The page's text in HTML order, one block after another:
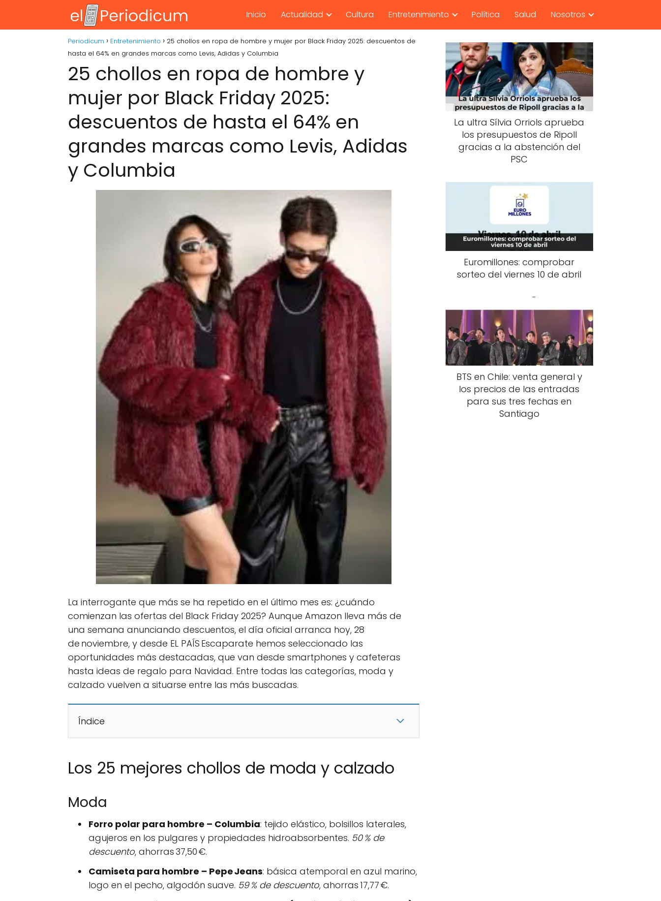
Inicio Actualidad Cultura Entretenimiento Política Salud Nosotros
Periodicum Entretenimiento
25 chollos en ropa de hombre y mujer por Black Friday 2025: descuentos de
hasta el 64% en grandes marcas como Levis, Adidas y Columbia
25 chollos en ropa de hombre y
mujer por Black Friday 2025:
descuentos de hasta el 64% en
grandes marcas como Levis, Adidas
y Columbia
La interrogante que más se ha repetido en el último mes es: ¿cuándo
comienzan las ofertas del Black Friday 2025? Aunque Amazon lleva más de
una semana anunciando descuentos, el día oficial arranca hoy, 28
de noviembre, y desde EL PAÍS Escaparate hemos seleccionado las
oportunidades más destacadas, que van desde smartphones y cafeteras
hasta ideas de regalo para Navidad. Entre todas las categorías, moda y
calzado vuelven a situarse entre las más buscadas.
Índice
Los 25 mejores chollos de moda y calzado
Moda
Forro polar para hombre – Columbia: tejido elástico, bolsillos laterales,
agujeros en los pulgares y propiedades hidroabsorbentes. 50 % de
descuento, ahorras 37,50 €.
Camiseta para hombre – Pepe Jeans: básica atemporal en azul marino,
logo en el pecho, algodón suave. 59 % de descuento, ahorras 17,77 €.
La ultra Sílvia Orriols aprueba
los presupuestos de Ripoll
gracias a la abstención del
PSC
Euromillones: comprobar
sorteo del viernes 10 de abril
BTS en Chile: venta general y
los precios de las entradas
para sus tres fechas en
Santiago